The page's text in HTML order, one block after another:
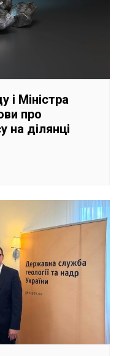
і Міністра
про
на ділянці